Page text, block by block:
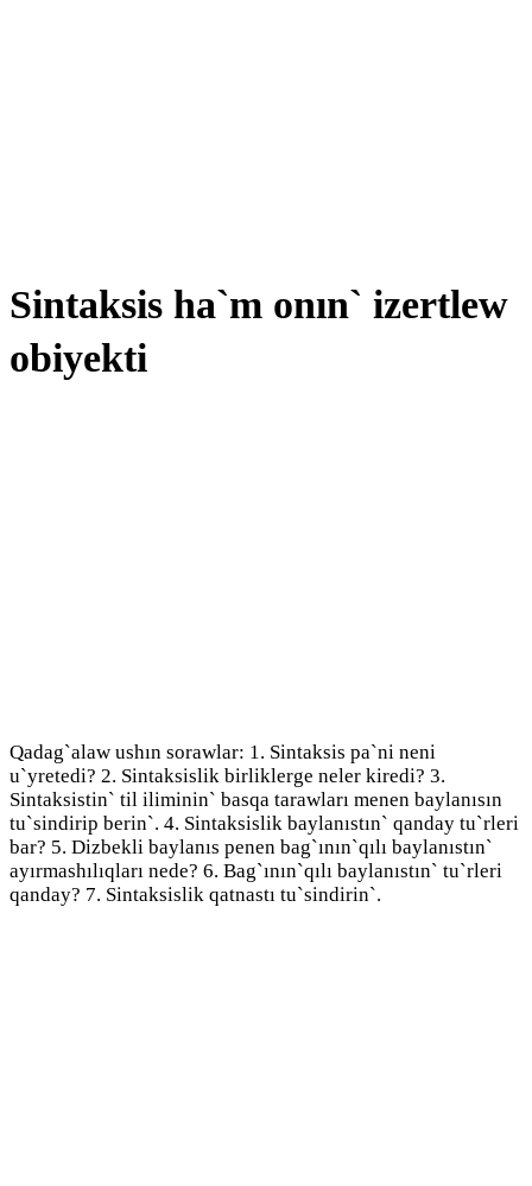
Sintaksis ha`m onın` izertlew
obiyekti
Qadag`alaw ushın sorawlar: 1. Sintaksis pa`ni neni
u`yretedi? 2. Sintaksislik birliklerge neler kiredi? 3.
Sintaksistin` til iliminin` basqa tarawları menen baylanısın
tu`sindirip berin`. 4. Sintaksislik baylanıstın` qanday tu`rleri
bar? 5. Dizbekli baylanıs penen bag`ının`qılı baylanıstın`
ayırmashılıqları nede? 6. Bag`ının`qılı baylanıstın` tu`rleri
qanday? 7. Sintaksislik qatnastı tu`sindirin`.